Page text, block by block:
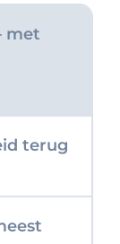
met
terug